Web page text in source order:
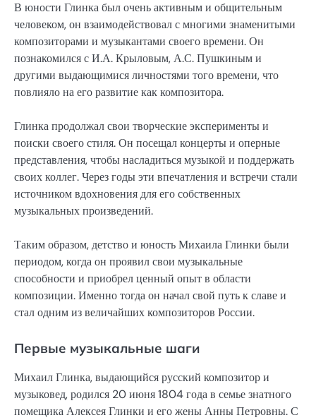
В юности Глинка был очень активным и общительным
человеком, он взаимодействовал с многими знаменитыми
композиторами и музыкантами своего времени. Он
познакомился с И.А. Крыловым, А.С. Пушкиным и
другими выдающимися личностями того времени, что
повлияло на его развитие как композитора.
Глинка продолжал свои творческие эксперименты и
поиски своего стиля. Он посещал концерты и оперные
представления, чтобы насладиться музыкой и поддержать
своих коллег. Через годы эти впечатления и встречи стали
источником вдохновения для его собственных
музыкальных произведений.
Таким образом, детство и юность Михаила Глинки были
периодом, когда он проявил свои музыкальные
способности и приобрел ценный опыт в области
композиции. Именно тогда он начал свой путь к славе и
стал одним из величайших композиторов России.
Первые музыкальные шаги
Михаил Глинка, выдающийся русский композитор и
музыковед, родился 20 июня 1804 года в семье знатного
помещика Алексея Глинки и его жены Анны Петровны. С